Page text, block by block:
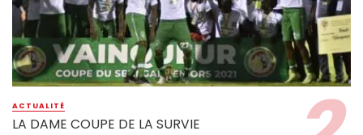
ACTUALITÉ
LA DAME COUPE DE LA SURVIE